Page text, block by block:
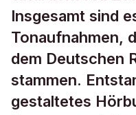
Insgesamt sind
Tonaufnahmen,
dem Deutschen
stammen.
gestaltetes